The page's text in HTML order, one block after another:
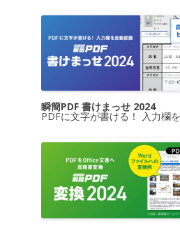
瞬簡PDF 書けまっせ 2024
PDFに文字が書ける！ 入力欄